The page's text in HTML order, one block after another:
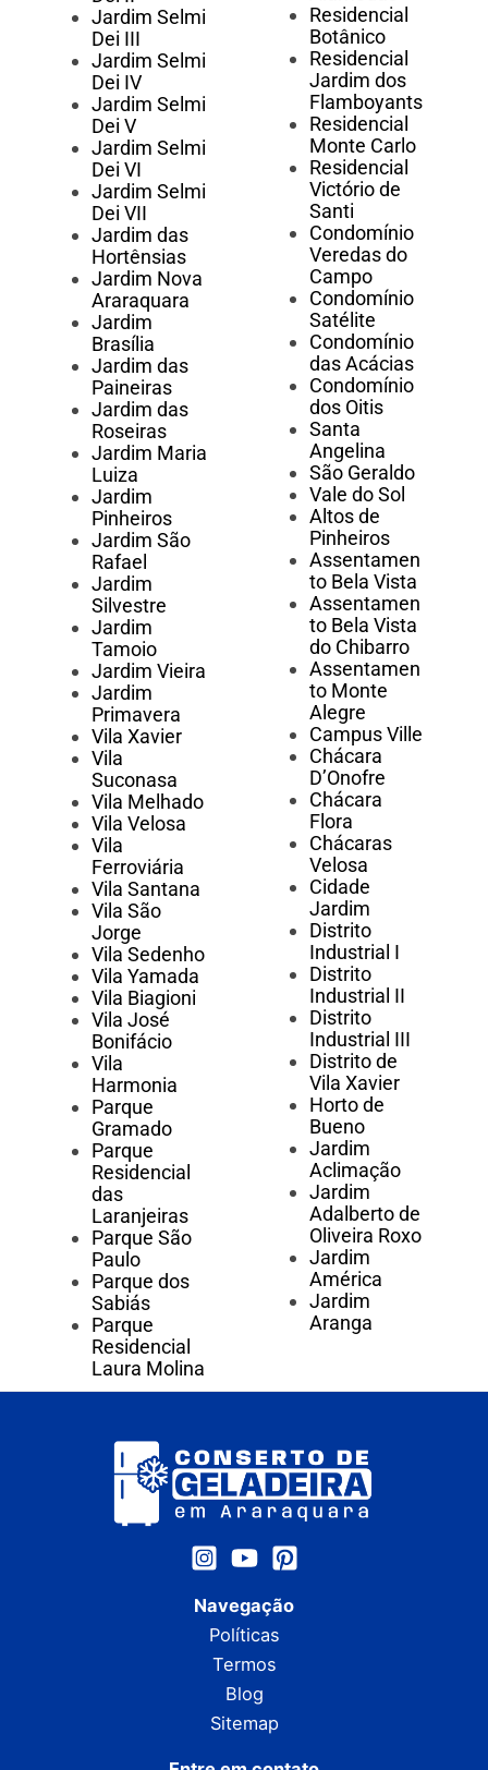
Jardim Selmi
Dei III
Jardim Selmi
Dei IV
Jardim Selmi
Dei V
Jardim Selmi
Dei VI
Jardim Selmi
Dei VII
Jardim das
Hortênsias
Jardim Nova
Araraquara
Jardim
Brasília
Jardim das
Paineiras
Jardim das
Roseiras
Jardim Maria
Luiza
Jardim
Pinheiros
Jardim São
Rafael
Jardim
Silvestre
Jardim
Tamoio
Jardim Vieira
Jardim
Primavera
Vila Xavier
Vila
Suconasa
Vila Melhado
Vila Velosa
Vila
Ferroviária
Vila Santana
Vila São
Jorge
Vila Sedenho
Vila Yamada
Vila Biagioni
Vila José
Bonifácio
Vila
Harmonia
Parque
Gramado
Parque
Residencial
das
Laranjeiras
Parque São
Paulo
Parque dos
Sabiás
Parque
Residencial
Laura Molina
Residencial
Botânico
Residencial
Jardim dos
Flamboyants
Residencial
Monte Carlo
Residencial
Victório de
Santi
Condomínio
Veredas do
Campo
Condomínio
Satélite
Condomínio
das Acácias
Condomínio
dos Oitis
Santa
Angelina
São Geraldo
Vale do Sol
Altos de
Pinheiros
Assentamen
to Bela Vista
Assentamen
to Bela Vista
do Chibarro
Assentamen
to Monte
Alegre
Campus Ville
Chácara
D’Onofre
Chácara
Flora
Chácaras
Velosa
Cidade
Jardim
Distrito
Industrial I
Distrito
Industrial II
Distrito
Industrial III
Distrito de
Vila Xavier
Horto de
Bueno
Jardim
Aclimação
Jardim
Adalberto de
Oliveira Roxo
Jardim
América
Jardim
Aranga
Navegação
Políticas
Termos
Blog
Sitemap